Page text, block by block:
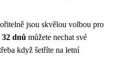
jsou skvělou volbou pro
32 dnů můžete nechat své
když šetříte na letní